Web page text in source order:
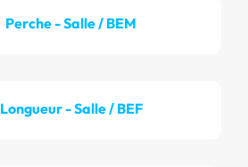
Perche - Salle / BEM
Longueur - Salle / BEF